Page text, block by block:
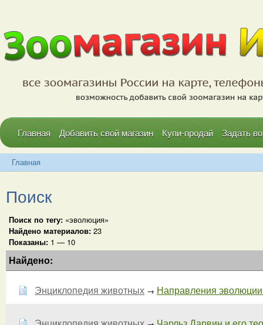
Главная Добавить свой магазин Купи-продай Задать
Главная
Поиск
Поиск по тегу: «эволюция»
Найдено материалов: 23
Показаны: 1 — 10
Найдено:
Энциклопедия животных → Направления